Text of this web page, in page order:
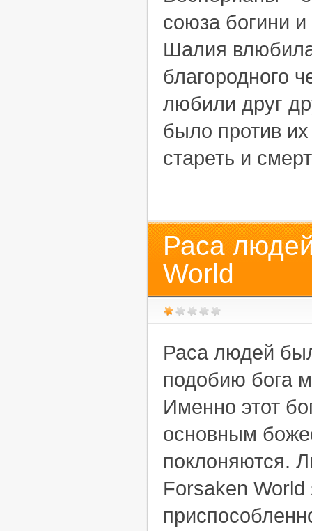
союза богини
Шалия
благородного
любили друг
было против
стареть и
Раса
World
Раса людей
подобию бога
Именно этот
основным
поклоняются.
Forsaken